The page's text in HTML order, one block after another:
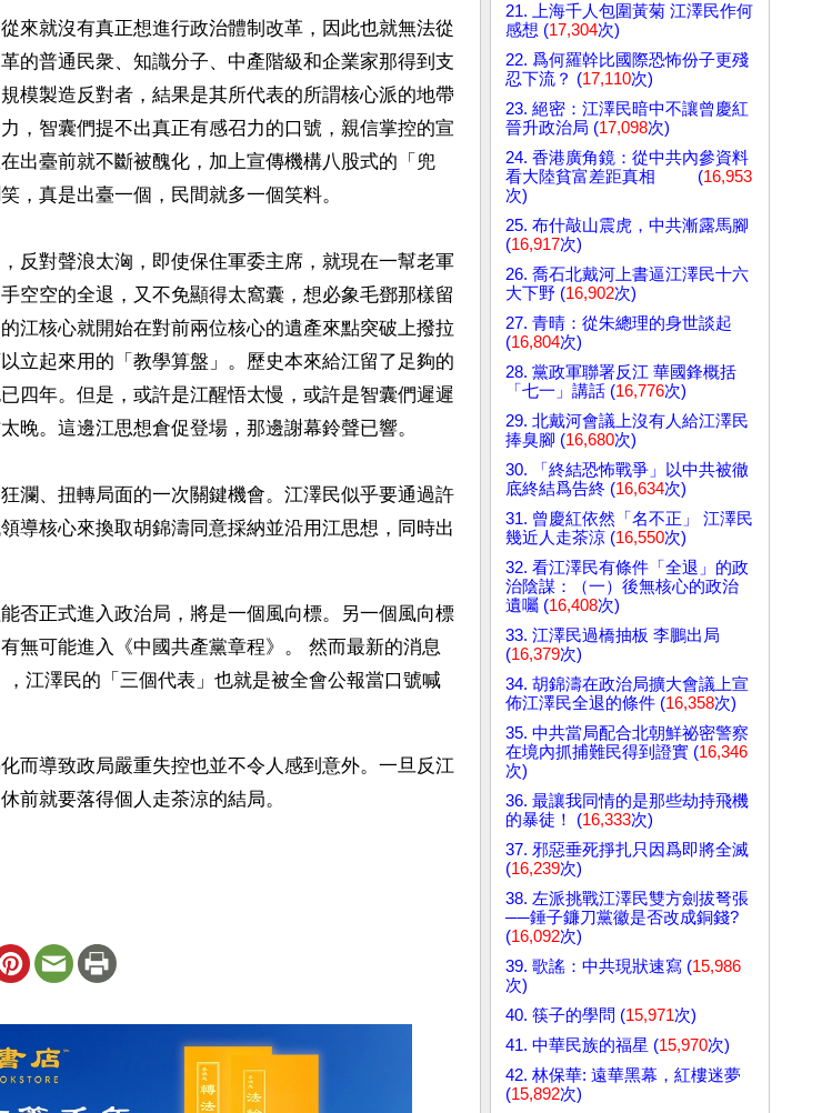
來就沒有真正想進行政治體制改革，因此也就無法從
的普通民衆、知識分子、中產階級和企業家那得到支
模製造反對者，結果是其所代表的所謂核心派的地帶
，智囊們提不出真正有感召力的口號，親信掌控的宣
出臺前就不斷被醜化，加上宣傳機構八股式的「兜
，真是出臺一個，民間就多一個笑料。
反對聲浪太洶，即使保住軍委主席，就現在一幫老軍
空空的全退，又不免顯得太窩囊，想必象毛鄧那樣留
江核心就開始在對前兩位核心的遺產來點突破上撥拉
立起來用的「教學算盤」。歷史本來給江留了足夠的
四年。但是，或許是江醒悟太慢，或許是智囊們遲遲
晚。這邊江思想倉促登場，那邊謝幕鈴聲已響。
瀾、扭轉局面的一次關鍵機會。江澤民似乎要通過許
導核心來換取胡錦濤同意採納並沿用江思想，同時出
否正式進入政治局，將是一個風向標。另一個風向標
無可能進入《中國共產黨章程》。 然而最新的消息
江澤民的「三個代表」也就是被全會公報當口號喊
而導致政局嚴重失控也並不令人感到意外。一旦反江
前就要落得個人走茶涼的結局。
21. 上海千人包圍黃菊 江澤民作何
感想 (17,304次)
22. 爲何羅幹比國際恐怖份子更殘
忍下流？ (17,110次)
23. 絕密：江澤民暗中不讓曾慶紅
晉升政治局 (17,098次)
24. 香港廣角鏡：從中共內參資料
看大陸貧富差距真相 (16,953
次)
25. 布什敲山震虎，中共漸露馬腳
(16,917次)
26. 喬石北戴河上書逼江澤民十六
大下野 (16,902次)
27. 青晴：從朱總理的身世談起
(16,804次)
28. 黨政軍聯署反江 華國鋒概括
「七一」講話 (16,776次)
29. 北戴河會議上沒有人給江澤民
捧臭腳 (16,680次)
30. 「終結恐怖戰爭」以中共被徹
底終結爲告終 (16,634次)
31. 曾慶紅依然「名不正」 江澤民
幾近人走茶涼 (16,550次)
32. 看江澤民有條件「全退」的政
治陰謀：（一）後無核心的政治
遺囑 (16,408次)
33. 江澤民過橋抽板 李鵬出局
(16,379次)
34. 胡錦濤在政治局擴大會議上宣
佈江澤民全退的條件 (16,358次)
35. 中共當局配合北朝鮮祕密警察
在境內抓捕難民得到證實 (16,346
次)
36. 最讓我同情的是那些劫持飛機
的暴徒！ (16,333次)
37. 邪惡垂死掙扎只因爲即將全滅
(16,239次)
38. 左派挑戰江澤民雙方劍拔弩張
──錘子鐮刀黨徽是否改成銅錢?
(16,092次)
39. 歌謠：中共現狀速寫 (15,986
次)
40. 筷子的學問 (15,971次)
41. 中華民族的福星 (15,970次)
42. 林保華: 遠華黑幕，紅樓迷夢
(15,892次)